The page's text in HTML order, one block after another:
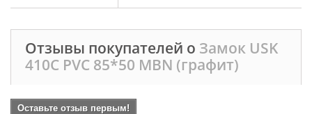
Отзывы покупателей о Замок USK
410C PVC 85*50 MBN (графит)
Оставьте отзыв первым!